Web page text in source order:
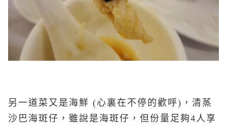
另一道菜又是海鮮 (心裏在不停的歡呼)，清蒸
沙巴海斑仔，雖說是海斑仔，但份量足夠4人享